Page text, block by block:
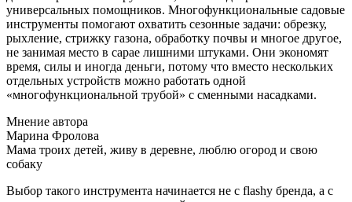
универсальных помощников. Многофункциональные садовые
инструменты помогают охватить сезонные задачи: обрезку,
рыхление, стрижку газона, обработку почвы и многое другое,
не занимая место в сарае лишними штуками. Они экономят
время, силы и иногда деньги, потому что вместо нескольких
отдельных устройств можно работать одной
«многофункциональной трубой» с сменными насадками.
Мнение автора
Марина Фролова
Мама троих детей, живу в деревне, люблю огород и свою
собаку
Выбор такого инструмента начинается не с flashy бренда, а с